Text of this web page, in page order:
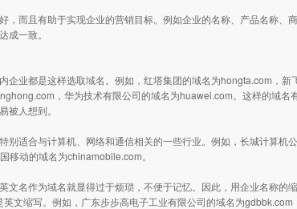
，而且有助于实现企业的营销目标。例如企业的名称、产品名称、
成一致。
企业都是这样选取域名。例如，红塔集团的域名为hongta.com，新
，华为技术有限公司的域名为huawei.com。这样的域名
被人想到。
别适合与计算机、网络和通信相关的一些行业。例如，长城计算机
移动的域名为chinamobile.com。
文名作为域名就显得过于烦琐，不便于记忆。因此，用企业名称的
文缩写。例如，广东步步高电子工业有限公司的域名为gdbbk.com